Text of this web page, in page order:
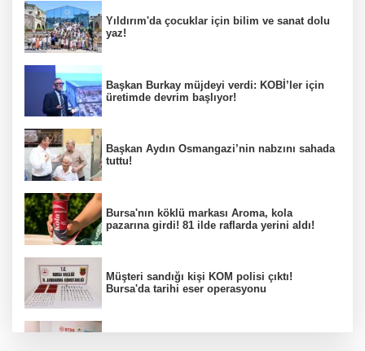
Yıldırım'da çocuklar için bilim ve sanat dolu
yaz!
Başkan Burkay müjdeyi verdi: KOBİ’ler için
üretimde devrim başlıyor!
Başkan Aydın Osmangazi’nin nabzını sahada
tuttu!
Bursa'nın köklü markası Aroma, kola
pazarına girdi! 81 ilde raflarda yerini aldı!
Müşteri sandığı kişi KOM polisi çıktı!
Bursa'da tarihi eser operasyonu